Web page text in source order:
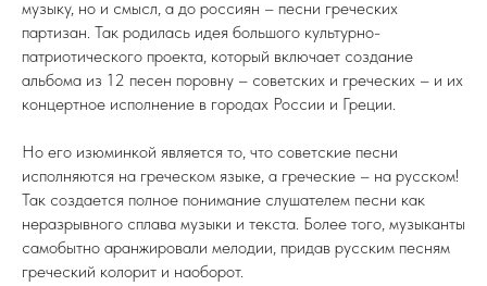
музыку, но и смысл, а до россиян – песни греческих
партизан. Так родилась идея большого культурно-
патриотического проекта, который включает создание
альбома из 12 песен поровну – советских и греческих – и их
концертное исполнение в городах России и Греции.
Но его изюминкой является то, что советские песни
исполняются на греческом языке, а греческие – на русском!
Так создается полное понимание слушателем песни как
неразрывного сплава музыки и текста. Более того, музыканты
самобытно аранжировали мелодии, придав русским песням
греческий колорит и наоборот.